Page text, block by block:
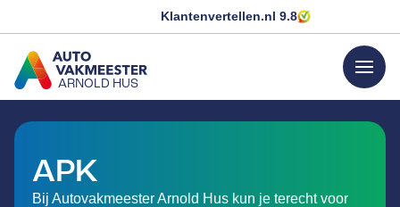
Klantenvertellen.nl 9.8
ARNOLD HUS
GA NAAR DE HOMEPAGINA
menu
APK
Bij Autovakmeester Arnold Hus kun je terecht voor